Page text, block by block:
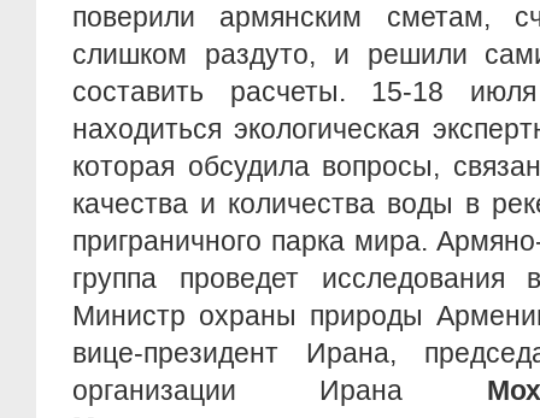
поверили армянским сметам,
слишком раздуто, и решили
составить расчеты. 15-18
находиться экологическая
которая обсудила вопросы,
качества и количества воды в
приграничного парка мира.
группа проведет
Министр охраны природы
вице-президент Ирана,
организации Ирана